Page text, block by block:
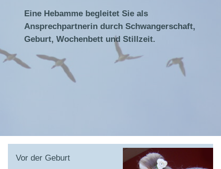
Eine Hebamme begleitet Sie als
Ansprechpartnerin durch Schwangerschaft,
Geburt, Wochenbett und Stillzeit.
Vor der Geburt